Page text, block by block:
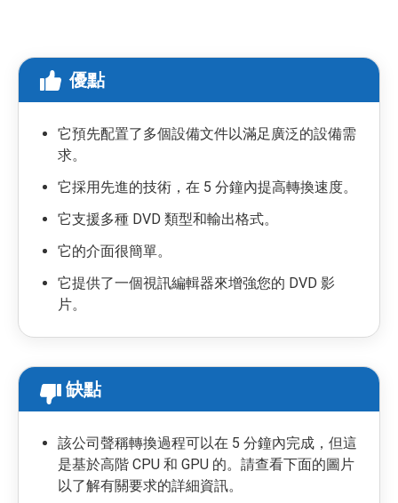
優點
它預先配置了多個設備文件以滿足廣泛的設備需
求。
它採用先進的技術，在 5 分鐘內提高轉換速度。
它支援多種 DVD 類型和輸出格式。
它的介面很簡單。
它提供了一個視訊編輯器來增強您的 DVD 影
片。
缺點
該公司聲稱轉換過程可以在 5 分鐘內完成，但這
是基於高階 CPU 和 GPU 的。請查看下面的圖片
以了解有關要求的詳細資訊。